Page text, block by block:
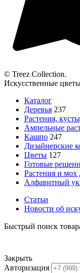
© Treez Collection.
Искусственные
Каталог
Деревья 237
Растения,
Ампельные
Кашпо 247
Дизайнерские
Цветы 127
Готовые
Растения и мох
Алфавитный
Статьи
Новости об
Быстрый поиск
Закрыть
Авторизация